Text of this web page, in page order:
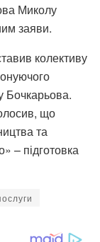
Миколу
заяви.
колективу
Бочкарьова.
що
та
– підготовка